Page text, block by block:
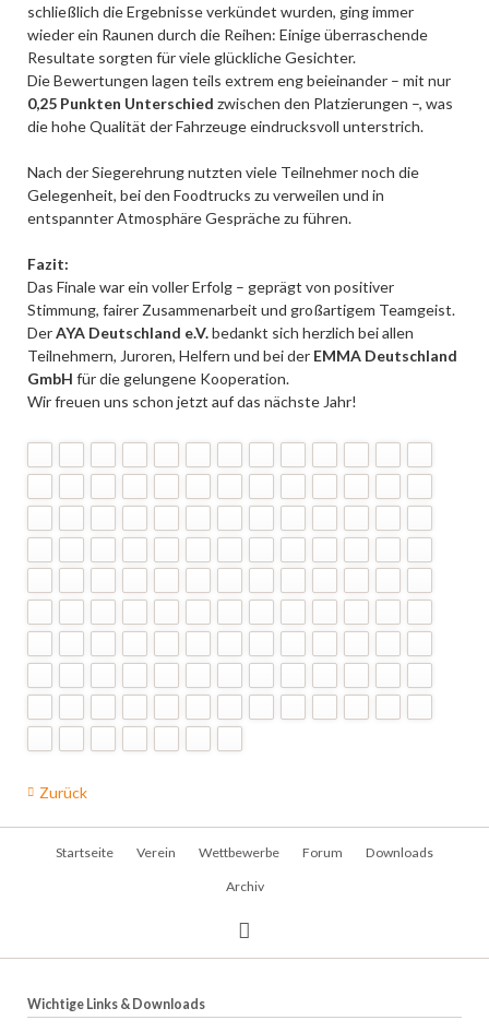
schließlich die Ergebnisse verkündet wurden, ging immer
wieder ein Raunen durch die Reihen: Einige überraschende
Resultate sorgten für viele glückliche Gesichter.
Die Bewertungen lagen teils extrem eng beieinander – mit nur
0,25 Punkten Unterschied zwischen den Platzierungen –, was
die hohe Qualität der Fahrzeuge eindrucksvoll unterstrich.
Nach der Siegerehrung nutzten viele Teilnehmer noch die
Gelegenheit, bei den Foodtrucks zu verweilen und in
entspannter Atmosphäre Gespräche zu führen.
Fazit:
Das Finale war ein voller Erfolg – geprägt von positiver
Stimmung, fairer Zusammenarbeit und großartigem Teamgeist.
DerAYA Deutschland e.V.bedankt sich herzlich bei allen
Teilnehmern, Juroren, Helfern und bei der EMMA Deutschland
GmbH für die gelungene Kooperation.
Wir freuen uns schon jetzt auf das nächste Jahr!
Zurück
Navigation
Startseite Verein Wettbewerbe Forum Downloads
Archiv
Wichtige Links & Downloads